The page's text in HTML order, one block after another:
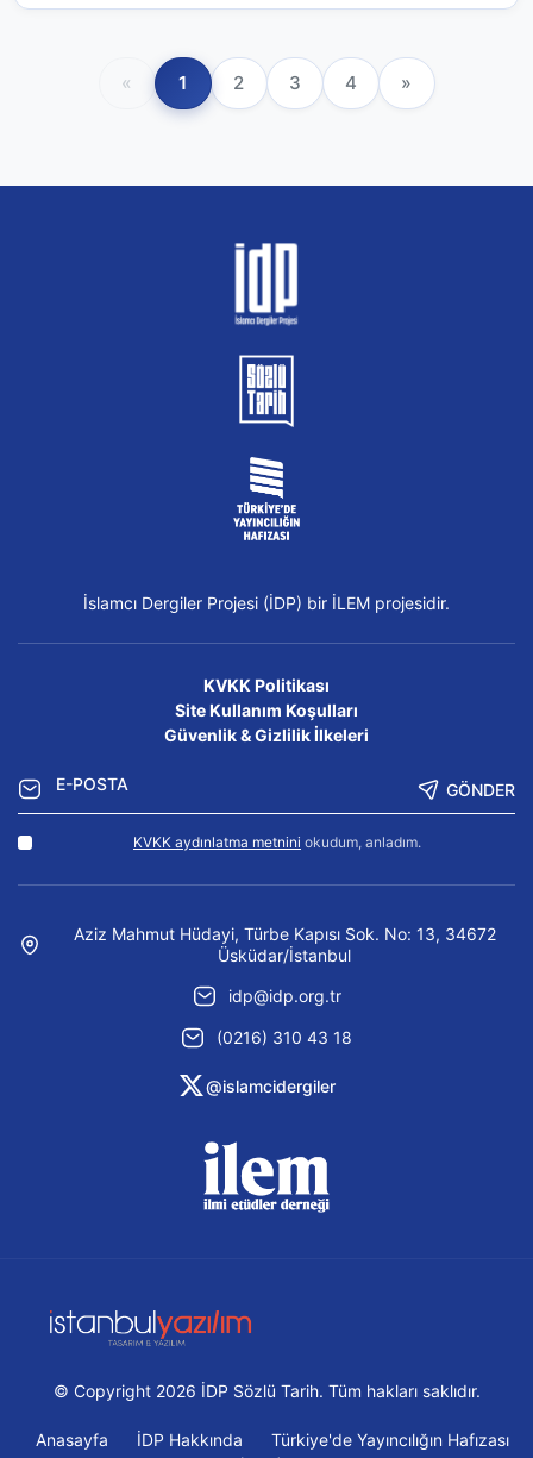
« 1 2 3 4 »
İslamcı Dergiler Projesi (İDP) bir İLEM projesidir.
KVKK Politikası
Site Kullanım Koşulları
Güvenlik & Gizlilik İlkeleri
GÖNDER
KVKK aydınlatma metnini okudum, anladım.
Aziz Mahmut Hüdayi, Türbe Kapısı Sok. No: 13, 34672
Üsküdar/İstanbul
idp@idp.org.tr
(0216) 310 43 18
@islamcidergiler
© Copyright 2026 İDP Sözlü Tarih. Tüm hakları saklıdır.
Anasayfa İDP Hakkında
Türkiye'de Yayıncılığın Hafızası